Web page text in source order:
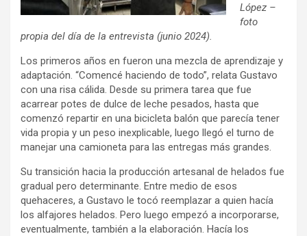
López –
foto
propia del día de la entrevista (junio 2024).
Los primeros años en fueron una mezcla de aprendizaje y
adaptación. “Comencé haciendo de todo”, relata Gustavo
con una risa cálida. Desde su primera tarea que fue
acarrear potes de dulce de leche pesados, hasta que
comenzó repartir en una bicicleta balón que parecía tener
vida propia y un peso inexplicable, luego llegó el turno de
manejar una camioneta para las entregas más grandes.
Su transición hacia la producción artesanal de helados fue
gradual pero determinante. Entre medio de esos
quehaceres, a Gustavo le tocó reemplazar a quien hacía
los alfajores helados. Pero luego empezó a incorporarse,
eventualmente, también a la elaboración. Hacía los